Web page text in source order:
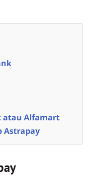
atau Alfamart
Astrapay